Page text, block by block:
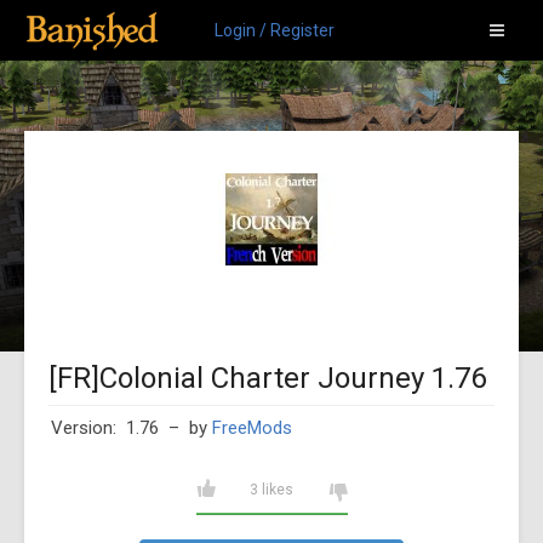
Login / Register
[FR]Colonial Charter Journey 1.76
Version: 1.76 – by FreeMods
3 likes